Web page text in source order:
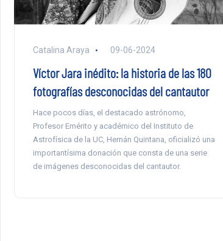
Catalina Araya 09-06-2024
Víctor Jara inédito: la historia de las 180
fotografías desconocidas del cantautor
Hace pocos días, el destacado astrónomo,
Profesor Emérito y académico del Instituto de
Astrofísica de la UC, Hernán Quintana, oficializó una
importantísima donación que consta de una serie
de imágenes desconocidas del cantautor.